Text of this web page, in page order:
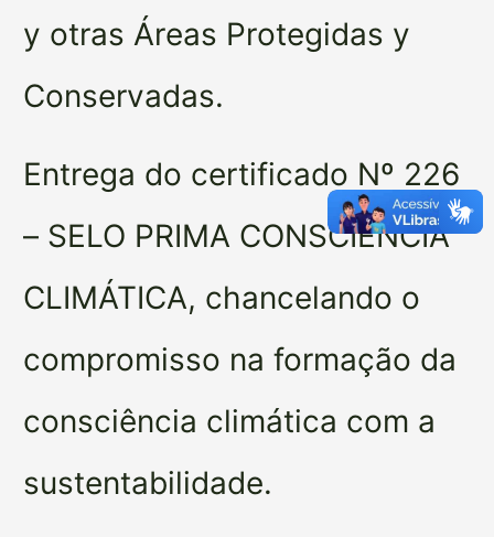
y otras Áreas Protegidas y
Conservadas.
Entrega do certificado Nº 226
– SELO PRIMA CONSCIÊNCIA
CLIMÁTICA, chancelando o
compromisso na formação da
consciência climática com a
sustentabilidade.